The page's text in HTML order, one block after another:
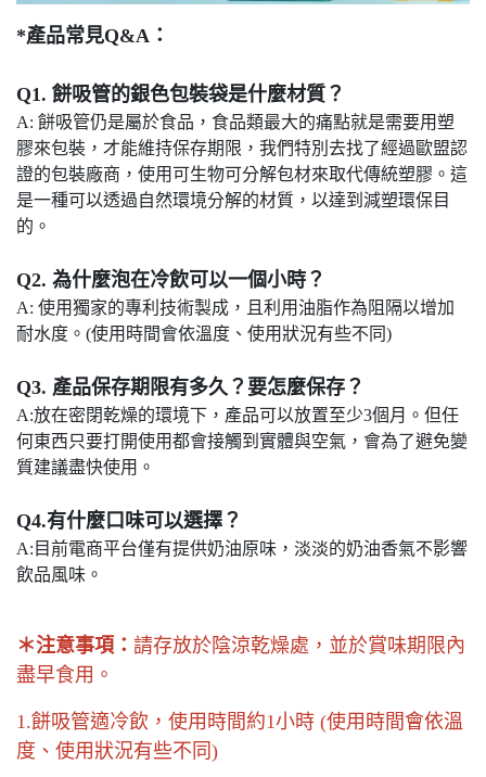
*產品常見Q&A：
Q1. 餅吸管的銀色包裝袋是什麼材質？
A: 餅吸管仍是屬於食品，食品類最大的痛點就是需要用塑
膠來包裝，才能維持保存期限，我們特別去找了經過歐盟認
證的包裝廠商，使用可生物可分解包材來取代傳統塑膠。這
是一種可以透過自然環境分解的材質，以達到減塑環保目
的。
Q2. 為什麼泡在冷飲可以一個小時？
A: 使用獨家的專利技術製成，且利用油脂作為阻隔以增加
耐水度。(使用時間會依溫度、使用狀況有些不同)
Q3. 產品保存期限有多久？要怎麼保存？
A:放在密閉乾燥的環境下，產品可以放置至少3個月。但任
何東西只要打開使用都會接觸到實體與空氣，會為了避免變
質建議盡快使用。
Q4.有什麼口味可以選擇？
A:目前電商平台僅有提供奶油原味，淡淡的奶油香氣不影響
飲品風味。
＊注意事項： 請存放於陰涼乾燥處，並於賞味期限內
盡早食用。
1.餅吸管適冷飲，使用時間約1小時 (使用時間會依溫
度、使用狀況有些不同)